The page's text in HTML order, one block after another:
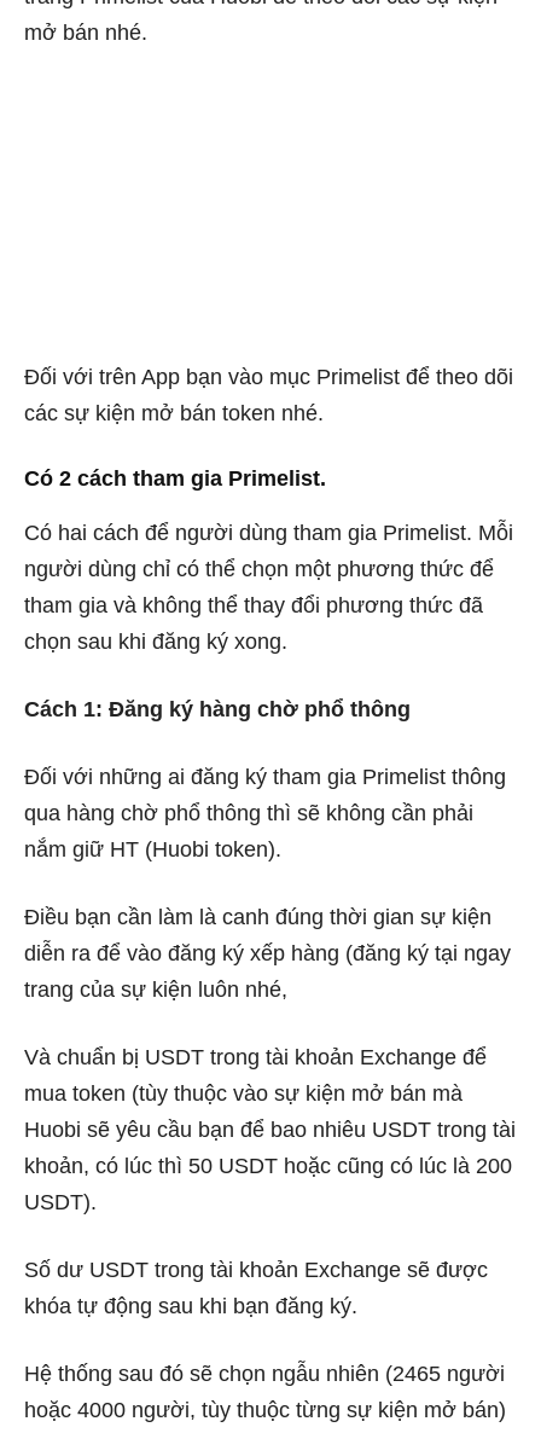
mở bán nhé.
Đối với trên App bạn vào mục Primelist để theo dõi
các sự kiện mở bán token nhé.
Có 2 cách tham gia Primelist.
Có hai cách để người dùng tham gia Primelist. Mỗi
người dùng chỉ có thể chọn một phương thức để
tham gia và không thể thay đổi phương thức đã
chọn sau khi đăng ký xong.
Cách 1: Đăng ký hàng chờ phổ thông
Đối với những ai đăng ký tham gia Primelist thông
qua hàng chờ phổ thông thì sẽ không cần phải
nắm giữ HT (Huobi token).
Điều bạn cần làm là canh đúng thời gian sự kiện
diễn ra để vào đăng ký xếp hàng (đăng ký tại ngay
trang của sự kiện luôn nhé,
Và chuẩn bị USDT trong tài khoản Exchange để
mua token (tùy thuộc vào sự kiện mở bán mà
Huobi sẽ yêu cầu bạn để bao nhiêu USDT trong tài
khoản, có lúc thì 50 USDT hoặc cũng có lúc là 200
USDT).
Số dư USDT trong tài khoản Exchange sẽ được
khóa tự động sau khi bạn đăng ký.
Hệ thống sau đó sẽ chọn ngẫu nhiên (2465 người
hoặc 4000 người, tùy thuộc từng sự kiện mở bán)